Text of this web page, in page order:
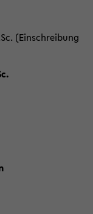
(Einschreibung